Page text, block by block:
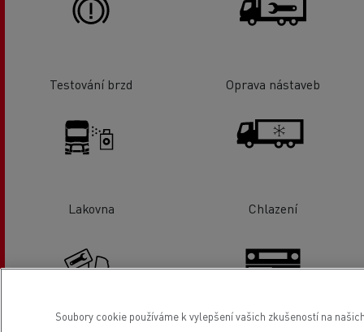
Testování brzd Oprava nástaveb
Lakovna Chlazení
Soubory cookie používáme k vylepšení vašich zkušeností na